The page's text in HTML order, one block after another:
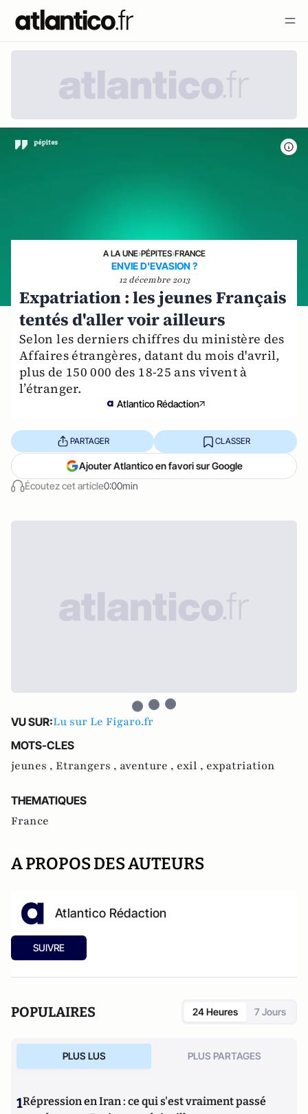
A LA UNE›PÉPITES›FRANCE
ENVIE D'EVASION ?
12 décembre 2013
Expatriation : les jeunes Français
tentés d'aller voir ailleurs
Selon les derniers chiffres du ministère des
Affaires étrangères, datant du mois d'avril,
plus de 150 000 des 18-25 ans vivent à
l’étranger.
Atlantico Rédaction
Écoutez cet article0:00min
PARTAGER CLASSER
Ajouter Atlantico en favori sur Google
VU SUR:Lu sur Le Figaro.fr
MOTS-CLES
jeunes , Etrangers , aventure , exil , expatriation
THEMATIQUES
France
A PROPOS DES AUTEURS
Atlantico Rédaction
SUIVRE
POPULAIRES 24 Heures 7 Jours
PLUS LUS PLUS PARTAGES
1Répression en Iran : ce qui s'est vraiment passé